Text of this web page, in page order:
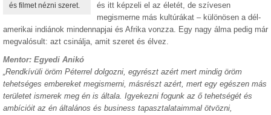
és filmet nézni szeret.
és itt képzeli el az életét, de szívesen
megismerne más kultúrákat – különösen a dél-
amerikai indiánok mindennapjai és Afrika vonzza. Egy nagy álma pedig már
megvalósult: azt csinálja, amit szeret és élvez.
Mentor: Egyedi Anikó
„Rendkívüli öröm Péterrel dolgozni, egyrészt azért mert mindig öröm
tehetséges embereket megismerni, másrészt azért, mert egy egészen más
területet ismerek meg én is általa. Igyekezni fogunk az ő tehetségét és
ambícióit az én általános és business tapasztalataimmal ötvözni,